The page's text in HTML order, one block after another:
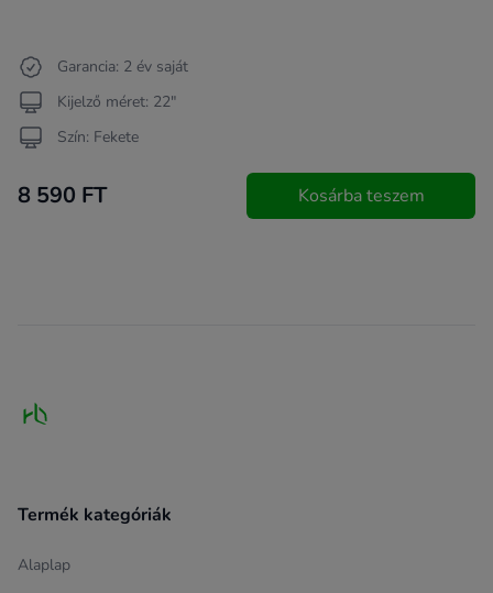
Garancia: 2 év saját
Kijelző méret: 22"
Szín: Fekete
8 590 FT Kosárba teszem
Termék kategóriák
Alaplap